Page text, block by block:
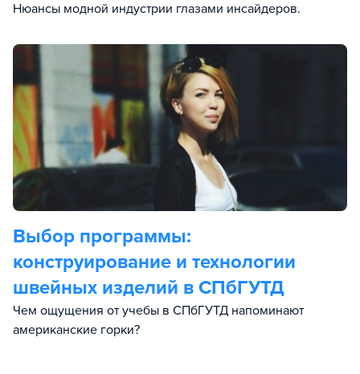
Нюансы модной индустрии глазами инсайдеров.
Выбор программы:
конструирование и технологии
швейных изделий в СПбГУТД
Чем ощущения от учебы в СПбГУТД напоминают
американские горки?